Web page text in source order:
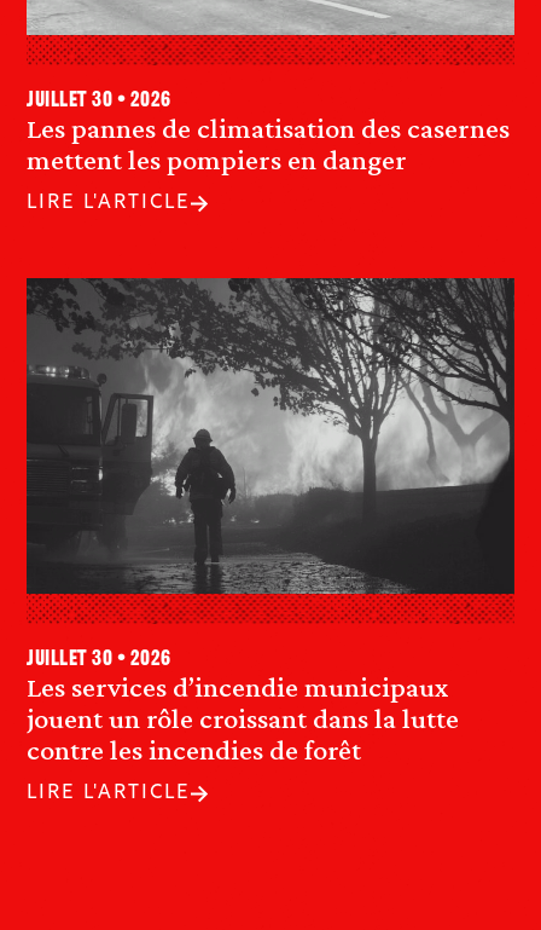
Les pannes de climatisation des casernes
mettent les pompiers en danger
juillet 30 • 2026
LIRE L'ARTICLE
Les services d’incendie municipaux
jouent un rôle croissant dans la lutte
contre les incendies de forêt
juillet 30 • 2026
LIRE L'ARTICLE